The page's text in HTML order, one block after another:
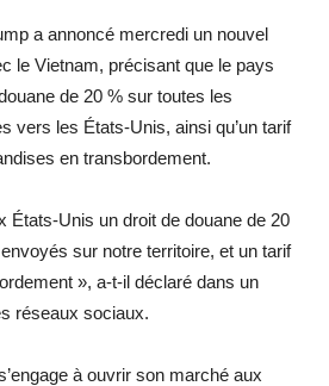
a annoncé mercredi un nouvel
le Vietnam, précisant que le pays
de 20 % sur toutes les
vers les États-Unis, ainsi qu’un tarif
en transbordement.
États-Unis un droit de douane de 20
sur notre territoire, et un tarif
», a-t-il déclaré dans un
réseaux sociaux.
à ouvrir son marché aux